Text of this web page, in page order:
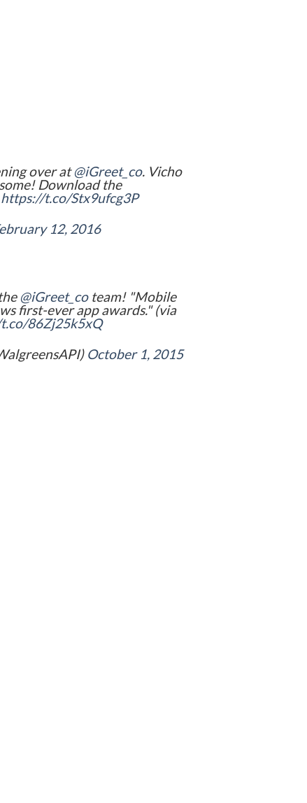
over at@iGreet_co. Vicho
Download the
https://t.co/Stx9ufcg3P
12, 2016
@iGreet_coteam! "Mobile
first-ever app awards." (via
86Zj25k5xQ
October 1, 2015